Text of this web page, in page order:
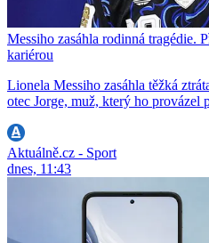
Messiho zasáhla rodinná tragédie.
kariérou
Lionela Messiho zasáhla těžká
otec Jorge, muž, který ho provázel
Aktuálně.cz - Sport
dnes, 11:43